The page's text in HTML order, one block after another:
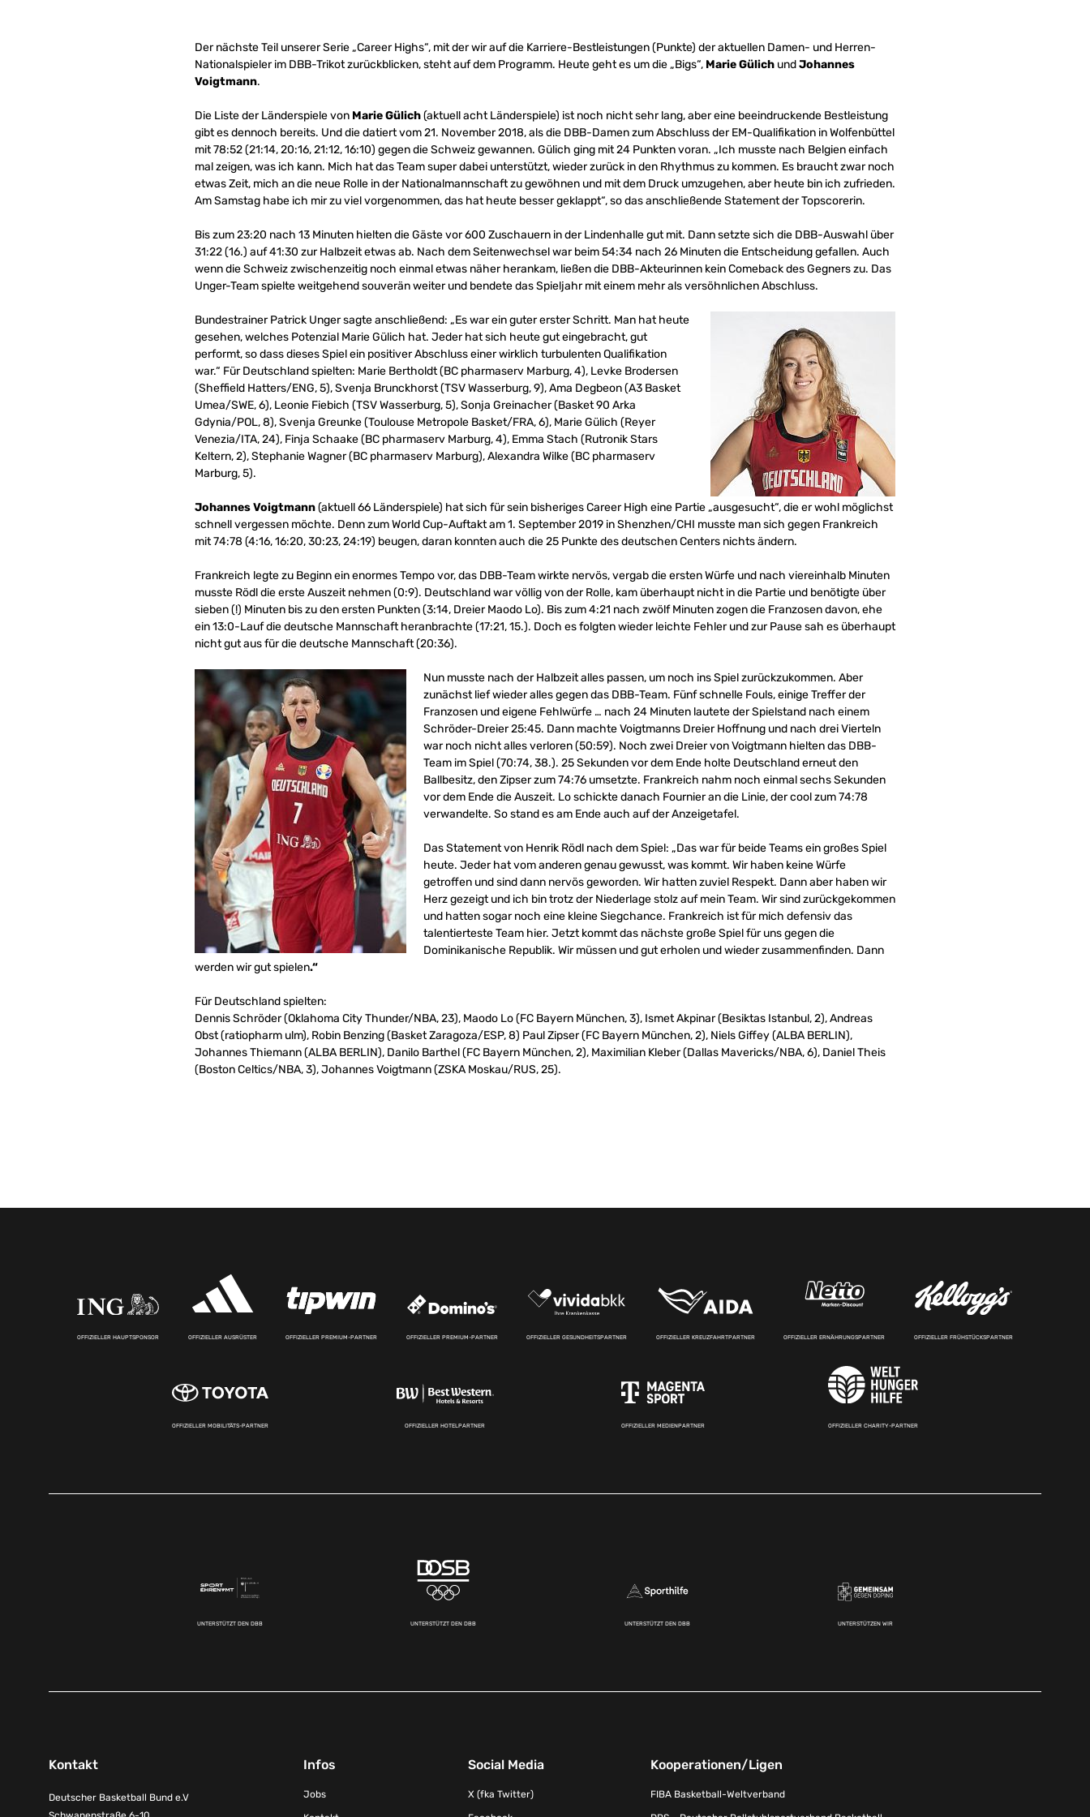
Der nächste Teil unserer Serie „Career Highs“, mit der wir auf die Karriere-Bestleistungen (Punkte) der aktuellen Damen- und Herren-
Nationalspieler im DBB-Trikot zurückblicken, steht auf dem Programm. Heute geht es um die „Bigs“, Marie Gülich undJohannes
Voigtmann.
Die Liste der Länderspiele von Marie Gülich(aktuell acht Länderspiele) ist noch nicht sehr lang, aber eine beeindruckende Bestleistung
gibt es dennoch bereits. Und die datiert vom 21. November 2018, als die DBB-Damen zum Abschluss der EM-Qualifikation in Wolfenbüttel
mit 78:52 (21:14, 20:16, 21:12, 16:10) gegen die Schweiz gewannen. Gülich ging mit 24 Punkten voran. „Ich musste nach Belgien einfach
mal zeigen, was ich kann. Mich hat das Team super dabei unterstützt, wieder zurück in den Rhythmus zu kommen. Es braucht zwar noch
etwas Zeit, mich an die neue Rolle in der Nationalmannschaft zu gewöhnen und mit dem Druck umzugehen, aber heute bin ich zufrieden.
Am Samstag habe ich mir zu viel vorgenommen, das hat heute besser geklappt“, so das anschließende Statement der Topscorerin.
Bis zum 23:20 nach 13 Minuten hielten die Gäste vor 600 Zuschauern in der Lindenhalle gut mit. Dann setzte sich die DBB-Auswahl über
31:22 (16.) auf 41:30 zur Halbzeit etwas ab. Nach dem Seitenwechsel war beim 54:34 nach 26 Minuten die Entscheidung gefallen. Auch
wenn die Schweiz zwischenzeitig noch einmal etwas näher herankam, ließen die DBB-Akteurinnen kein Comeback des Gegners zu. Das
Unger-Team spielte weitgehend souverän weiter und bendete das Spieljahr mit einem mehr als versöhnlichen Abschluss.
Bundestrainer Patrick Unger sagte anschließend: „Es war ein guter erster Schritt. Man hat heute
gesehen, welches Potenzial Marie Gülich hat. Jeder hat sich heute gut eingebracht, gut
performt, so dass dieses Spiel ein positiver Abschluss einer wirklich turbulenten Qualifikation
war.“ Für Deutschland spielten: Marie Bertholdt (BC pharmaserv Marburg, 4), Levke Brodersen
(Sheffield Hatters/ENG, 5), Svenja Brunckhorst (TSV Wasserburg, 9), Ama Degbeon (A3 Basket
Umea/SWE, 6), Leonie Fiebich (TSV Wasserburg, 5), Sonja Greinacher (Basket 90 Arka
Gdynia/POL, 8), Svenja Greunke (Toulouse Metropole Basket/FRA, 6), Marie Gülich (Reyer
Venezia/ITA, 24), Finja Schaake (BC pharmaserv Marburg, 4), Emma Stach (Rutronik Stars
Keltern, 2), Stephanie Wagner (BC pharmaserv Marburg), Alexandra Wilke (BC pharmaserv
Marburg, 5).
Johannes Voigtmann(aktuell 66 Länderspiele) hat sich für sein bisheriges Career High eine Partie „ausgesucht“, die er wohl möglichst
schnell vergessen möchte. Denn zum World Cup-Auftakt am 1. September 2019 in Shenzhen/CHI musste man sich gegen Frankreich
mit 74:78 (4:16, 16:20, 30:23, 24:19) beugen, daran konnten auch die 25 Punkte des deutschen Centers nichts ändern.
Frankreich legte zu Beginn ein enormes Tempo vor, das DBB-Team wirkte nervös, vergab die ersten Würfe und nach viereinhalb Minuten
musste Rödl die erste Auszeit nehmen (0:9). Deutschland war völlig von der Rolle, kam überhaupt nicht in die Partie und benötigte über
sieben (!) Minuten bis zu den ersten Punkten (3:14, Dreier Maodo Lo). Bis zum 4:21 nach zwölf Minuten zogen die Franzosen davon, ehe
ein 13:0-Lauf die deutsche Mannschaft heranbrachte (17:21, 15.). Doch es folgten wieder leichte Fehler und zur Pause sah es überhaupt
nicht gut aus für die deutsche Mannschaft (20:36).
Nun musste nach der Halbzeit alles passen, um noch ins Spiel zurückzukommen. Aber
zunächst lief wieder alles gegen das DBB-Team. Fünf schnelle Fouls, einige Treffer der
Franzosen und eigene Fehlwürfe … nach 24 Minuten lautete der Spielstand nach einem
Schröder-Dreier 25:45. Dann machte Voigtmanns Dreier Hoffnung und nach drei Vierteln
war noch nicht alles verloren (50:59). Noch zwei Dreier von Voigtmann hielten das DBB-
Team im Spiel (70:74, 38.). 25 Sekunden vor dem Ende holte Deutschland erneut den
Ballbesitz, den Zipser zum 74:76 umsetzte. Frankreich nahm noch einmal sechs Sekunden
vor dem Ende die Auszeit. Lo schickte danach Fournier an die Linie, der cool zum 74:78
verwandelte. So stand es am Ende auch auf der Anzeigetafel.
Das Statement von Henrik Rödl nach dem Spiel: „Das war für beide Teams ein großes Spiel
heute. Jeder hat vom anderen genau gewusst, was kommt. Wir haben keine Würfe
getroffen und sind dann nervös geworden. Wir hatten zuviel Respekt. Dann aber haben wir
Herz gezeigt und ich bin trotz der Niederlage stolz auf mein Team. Wir sind zurückgekommen
und hatten sogar noch eine kleine Siegchance. Frankreich ist für mich defensiv das
talentierteste Team hier. Jetzt kommt das nächste große Spiel für uns gegen die
Dominikanische Republik. Wir müssen und gut erholen und wieder zusammenfinden. Dann
werden wir gut spielen.“
Für Deutschland spielten:
Dennis Schröder (Oklahoma City Thunder/NBA, 23), Maodo Lo (FC Bayern München, 3), Ismet Akpinar (Besiktas Istanbul, 2), Andreas
Obst (ratiopharm ulm), Robin Benzing (Basket Zaragoza/ESP, 8) Paul Zipser (FC Bayern München, 2), Niels Giffey (ALBA BERLIN),
Johannes Thiemann (ALBA BERLIN), Danilo Barthel (FC Bayern München, 2), Maximilian Kleber (Dallas Mavericks/NBA, 6), Daniel Theis
(Boston Celtics/NBA, 3), Johannes Voigtmann (ZSKA Moskau/RUS, 25).
OFFIZIELLER HAUPTSPONSOR OFFIZIELLER AUSRÜSTER OFFIZIELLER PREMIUM-PARTNER OFFIZIELLER PREMIUM-PARTNER OFFIZIELLER GESUNDHEITSPARTNER OFFIZIELLER KREUZFAHRTPARTNER OFFIZIELLER ERNÄHRUNGSPARTNER OFFIZIELLER FRÜHSTÜCKSPARTNER
OFFIZIELLER MOBILITÄTS-PARTNER OFFIZIELLER HOTELPARTNER OFFIZIELLER MEDIENPARTNER OFFIZIELLER CHARITY-PARTNER
UNTERSTÜTZT DEN DBB UNTERSTÜTZT DEN DBB UNTERSTÜTZT DEN DBB UNTERSTÜTZEN WIR
Kontakt
Deutscher Basketball Bund e.V
Infos
Jobs
Social Media
X (fka Twitter)
Kooperationen/Ligen
FIBA Basketball-Weltverband